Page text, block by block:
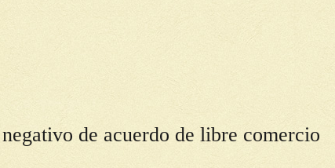
de acuerdo de libre comercio